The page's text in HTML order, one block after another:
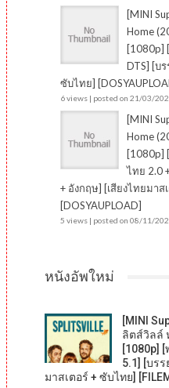
[MINI
Home
[1080p]
DTS] [บ
ซับไทย]
6 views| posted on 21/03/
[MINI
Home
[1080p]
ไทย 2.0
+ อังกฤษ] [เสียงไทยมาส
[DOSYAUPLOAD]
5 views| posted on 08/11/
หนังอัพใหม่
[MINI
ลิตส์วิลล์
[1080p]
5.1] [บรร
มาสเตอร์ + ซับไทย]